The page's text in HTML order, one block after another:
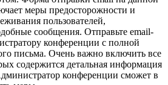
меры предосторожности и
пользователей,
сообщения. Отправьте email-
конференции с полной
письма. Очень важно включить все
содержится детальная информация
конференции сможет в